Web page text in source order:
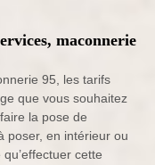
maconnerie
95, les tarifs
que vous souhaitez
la pose de
poser, en intérieur ou
cette